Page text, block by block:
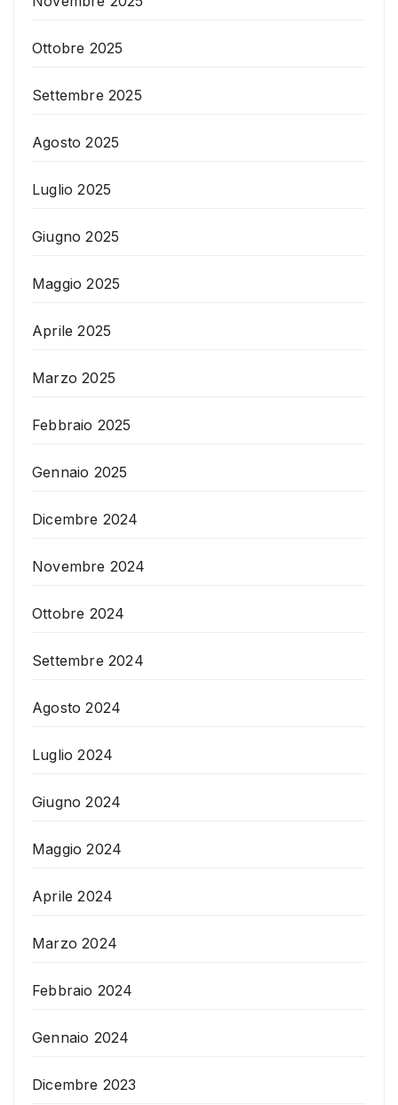
Ottobre 2025
Settembre 2025
Agosto 2025
Luglio 2025
Giugno 2025
Maggio 2025
Aprile 2025
Marzo 2025
Febbraio 2025
Gennaio 2025
Dicembre 2024
Novembre 2024
Ottobre 2024
Settembre 2024
Agosto 2024
Luglio 2024
Giugno 2024
Maggio 2024
Aprile 2024
Marzo 2024
Febbraio 2024
Gennaio 2024
Dicembre 2023